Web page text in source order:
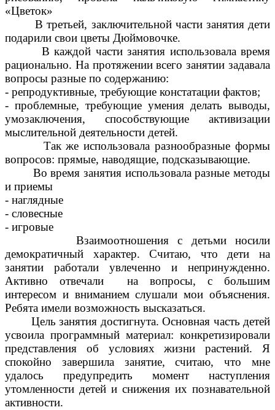
«Цветок»
В третьей, заключительной части занятия дети
подарили свои цветы Дюймовочке.
В каждой части занятия использовала время
рационально. На протяжении всего занятии задавала
вопросы разные по содержанию:
- репродуктивные, требующие констатации фактов;
- проблемные, требующие умения делать выводы,
умозаключения, способствующие активизации
мыслительной деятельности детей.
Так же использовала разнообразные формы
вопросов: прямые, наводящие, подсказывающие.
Во время занятия использовала разные методы
и приемы
- наглядные
- словесные
- игровые
Взаимоотношения с детьми носили
демократичный характер. Считаю, что дети на
занятии работали увлеченно и непринужденно.
Активно отвечали на вопросы, с большим
интересом и вниманием слушали мои объяснения.
Ребята имели возможность высказаться.
Цель занятия достигнута. Основная часть детей
усвоила программный материал: конкретизировали
представления об условиях жизни растений. Я
спокойно завершила занятие, считаю, что мне
удалось предупредить момент наступления
утомленности детей и снижения их познавательной
активности.